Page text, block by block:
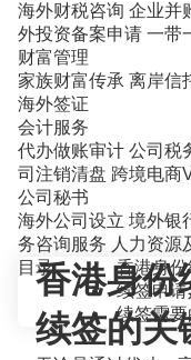
海外财税咨询 企业并
外投资备案申请 一带
财富管理
家族财富传承 离岸信
海外签证
会计服务
代办做账审计 公司税
司注销清盘 跨境电商
公司秘书
海外公司设立 境外银
务咨询服务 人力资源
香港身份
续签的关
目录
香港身
续签申
续签需